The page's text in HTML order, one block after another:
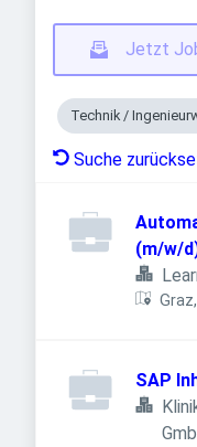
Jetzt
Technik /
Suche
(m/w/
SAP